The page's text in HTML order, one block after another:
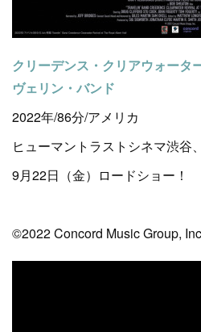
クリーデンス・クリアウォー
ヴェリン・バンド
2022年/86分/アメリカ
ヒューマントラストシネマ渋谷
9月22日（金）ロードショー！
©2022 Concord Music Group,